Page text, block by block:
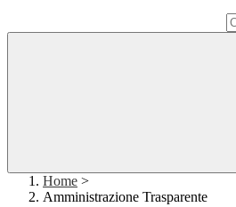
Home >
Amministrazione Trasparente